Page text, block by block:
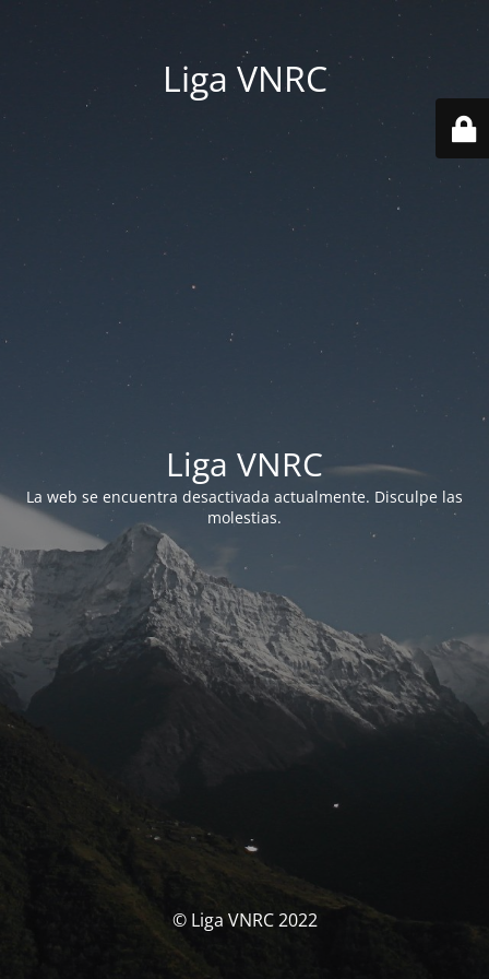
Liga VNRC
Liga VNRC
La web se encuentra desactivada actualmente. Disculpe las
molestias.
© Liga VNRC 2022